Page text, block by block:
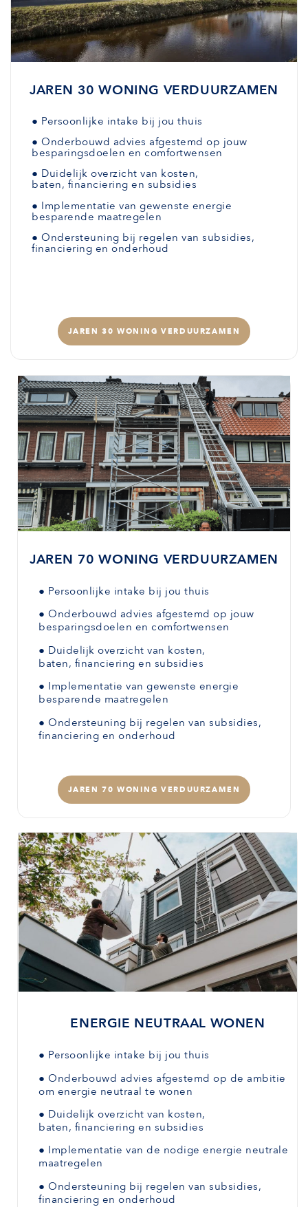
JAREN 30 WONING VERDUURZAMEN
● Persoonlijke intake bij jou thuis
● Onderbouwd advies afgestemd op jouw
besparingsdoelen en comfortwensen
● Duidelijk overzicht van kosten,
baten, financiering en subsidies
● Implementatie van gewenste energie
besparende maatregelen
● Ondersteuning bij regelen van subsidies,
financiering en onderhoud
JAREN 30 WONING VERDUURZAMEN
JAREN 70 WONING VERDUURZAMEN
● Persoonlijke intake bij jou thuis
● Onderbouwd advies afgestemd op jouw
besparingsdoelen en comfortwensen
● Duidelijk overzicht van kosten,
baten, financiering en subsidies
● Implementatie van gewenste energie
besparende maatregelen
● Ondersteuning bij regelen van subsidies,
financiering en onderhoud
JAREN 70 WONING VERDUURZAMEN
ENERGIE NEUTRAAL WONEN
● Persoonlijke intake bij jou thuis
● Onderbouwd advies afgestemd op de ambitie
om energie neutraal te wonen
● Duidelijk overzicht van kosten,
baten, financiering en subsidies
● Implementatie van de nodige energie neutrale
maatregelen
● Ondersteuning bij regelen van subsidies,
financiering en onderhoud